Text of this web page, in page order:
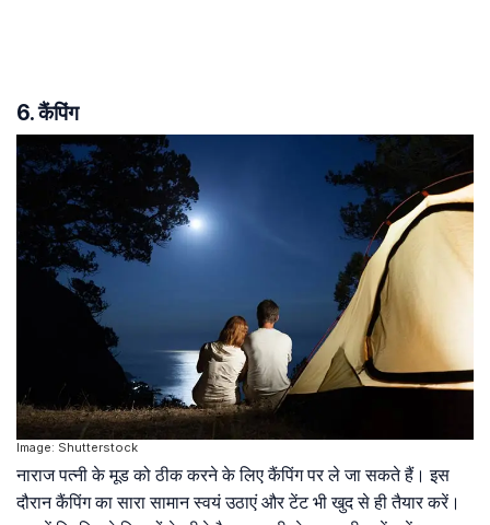
6. कैंपिंग
Image: Shutterstock
नाराज पत्नी के मूड को ठीक करने के लिए कैंपिंग पर ले जा सकते हैं। इस
दौरान कैंपिंग का सारा सामान स्वयं उठाएं और टेंट भी खुद से ही तैयार करें।